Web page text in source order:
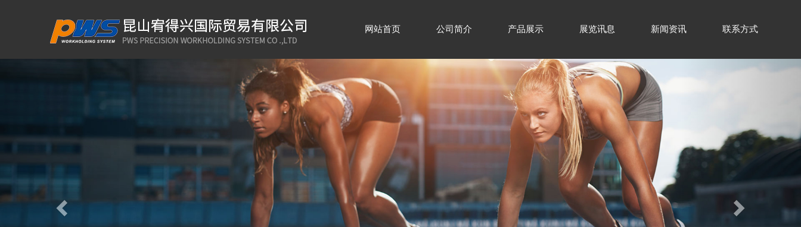
网站首页 公司简介 产品展示 展览讯息 新闻资讯 联系方式